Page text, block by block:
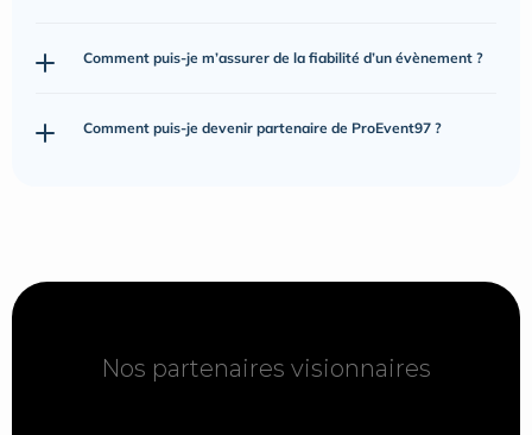
Comment puis-je m’assurer de la fiabilité d’un évènement ?
Comment puis-je devenir partenaire de ProEvent97 ?
Nos partenaires visionnaires
Nos partenaires visionnaires